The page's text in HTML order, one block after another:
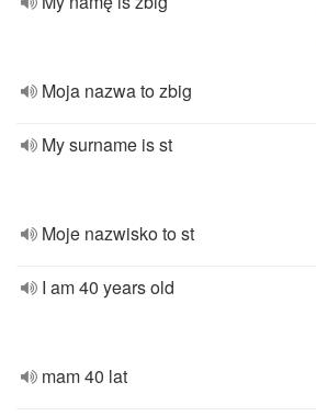
Moja nazwa to zbig
My surname is st
Moje nazwisko to st
I am 40 years old
mam 40 lat